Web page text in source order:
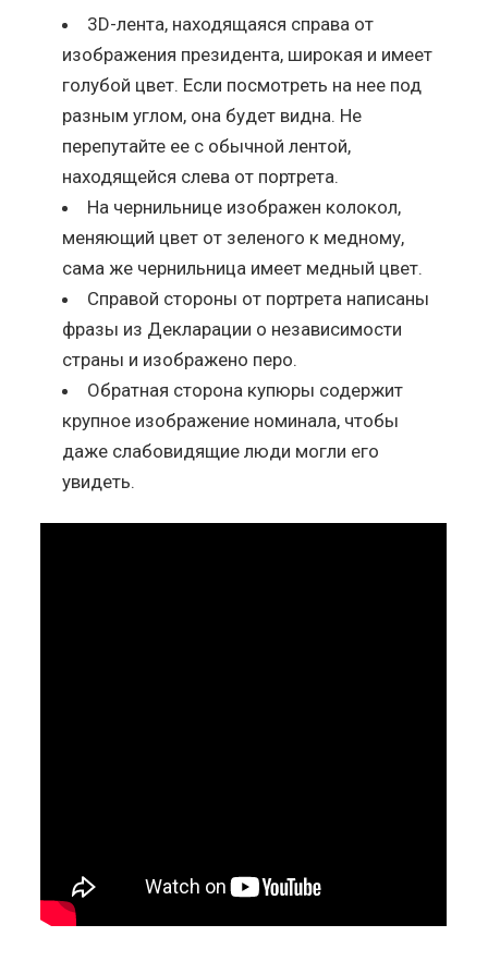
3D-лента, находящаяся справа от
изображения президента, широкая и имеет
голубой цвет. Если посмотреть на нее под
разным углом, она будет видна. Не
перепутайте ее с обычной лентой,
находящейся слева от портрета.
На чернильнице изображен колокол,
меняющий цвет от зеленого к медному,
сама же чернильница имеет медный цвет.
Справой стороны от портрета написаны
фразы из Декларации о независимости
страны и изображено перо.
Обратная сторона купюры содержит
крупное изображение номинала, чтобы
даже слабовидящие люди могли его
увидеть.